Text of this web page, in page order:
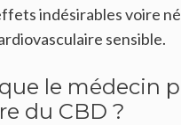
indésirables voire
sensible.
le médecin
du CBD ?